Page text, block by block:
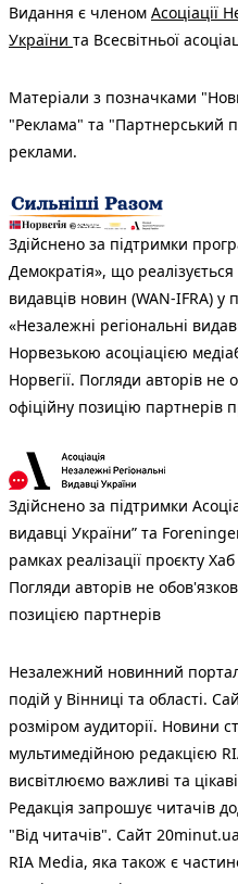
Видання є членом Асоціації
України та Всесвітньої
Матеріали з позначками
"Реклама" та "Партнерський
реклами.
Здійснено за підтримки
Демократія», що
видавців новин (WAN-IFRA) у
«Незалежні регіональні
Норвезькою асоціацією
Норвегії. Погляди авторів не
офіційну позицію партнерів
Здійснено за підтримки
видавці України” та
рамках реалізації проєкту
Погляди авторів не
позицією партнерів
Незалежний новинний
подій у Вінниці та області.
розміром аудиторії. Новини
мультимедійною редакцією
висвітлюємо важливі та
Редакція запрошує читачів
"Від читачів". Сайт
RIA Media, яка також є